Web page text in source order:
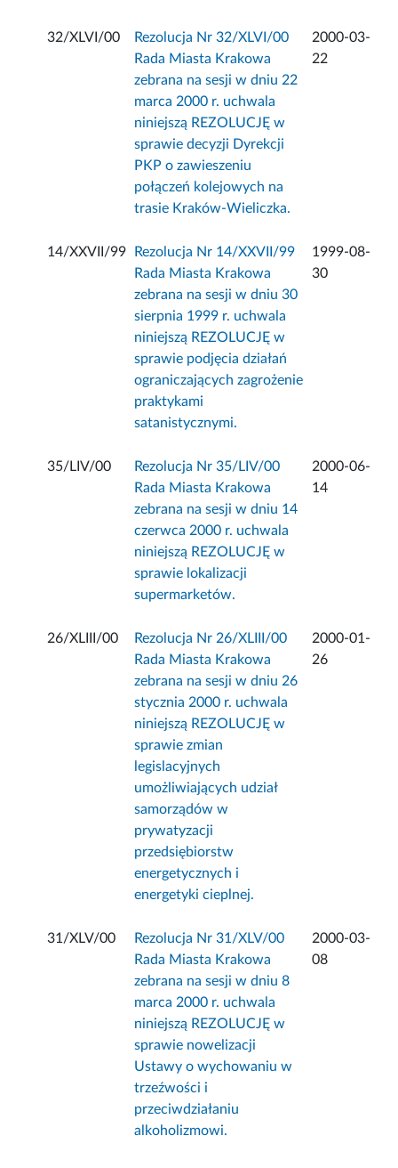
32/XLVI/00
Rezolucja Nr 32/XLVI/00
Rada Miasta Krakowa
zebrana na sesji w dniu 22
marca 2000 r. uchwala
niniejszą REZOLUCJĘ w
sprawie decyzji Dyrekcji
PKP o zawieszeniu
połączeń kolejowych na
trasie Kraków-Wieliczka.
2000-03-
22
14/XXVII/99
Rezolucja Nr 14/XXVII/99
Rada Miasta Krakowa
zebrana na sesji w dniu 30
sierpnia 1999 r. uchwala
niniejszą REZOLUCJĘ w
sprawie podjęcia działań
ograniczających zagrożenie
praktykami
satanistycznymi.
1999-08-
30
35/LIV/00
Rezolucja Nr 35/LIV/00
Rada Miasta Krakowa
zebrana na sesji w dniu 14
czerwca 2000 r. uchwala
niniejszą REZOLUCJĘ w
sprawie lokalizacji
supermarketów.
2000-06-
14
26/XLIII/00
Rezolucja Nr 26/XLIII/00
Rada Miasta Krakowa
zebrana na sesji w dniu 26
stycznia 2000 r. uchwala
niniejszą REZOLUCJĘ w
sprawie zmian
legislacyjnych
umożliwiających udział
samorządów w
prywatyzacji
przedsiębiorstw
energetycznych i
energetyki cieplnej.
2000-01-
26
31/XLV/00
Rezolucja Nr 31/XLV/00
Rada Miasta Krakowa
zebrana na sesji w dniu 8
marca 2000 r. uchwala
niniejszą REZOLUCJĘ w
sprawie nowelizacji
Ustawy o wychowaniu w
trzeźwości i
przeciwdziałaniu
alkoholizmowi.
2000-03-
08